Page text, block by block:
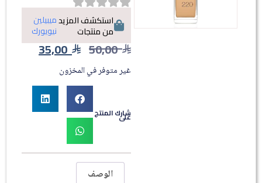
استكشف المزيد
من منتجات
ميبيلين
نيويورك
50,00
35,00
غير متوفر في المخزون
شارك المنتج
على
الوصف